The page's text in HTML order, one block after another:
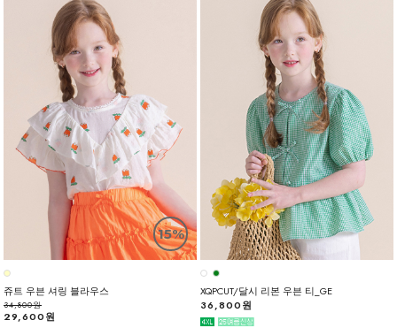
15%
쥬트 우븐 셔링 블라우스
34,800원
29,600원
XQPCUT/달시 리본 우븐 티_GE
36,800원